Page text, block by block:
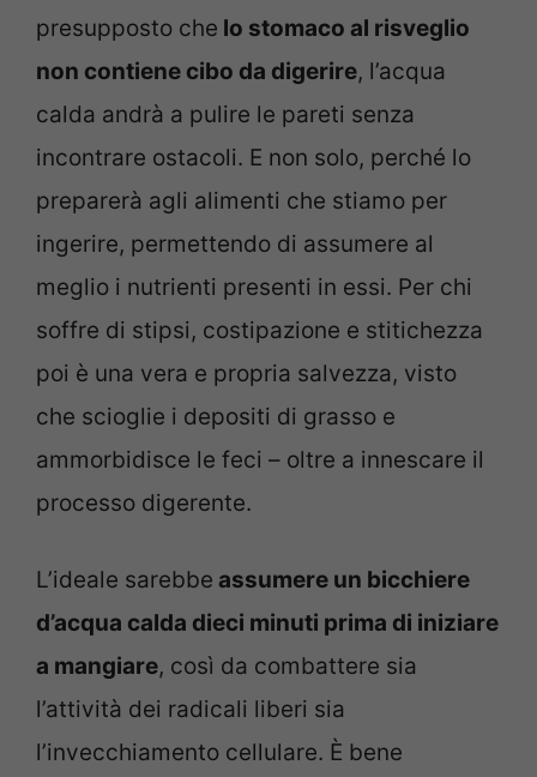
presupposto che lo stomaco al risveglio
non contiene cibo da digerire, l’acqua
calda andrà a pulire le pareti senza
incontrare ostacoli. E non solo, perché lo
preparerà agli alimenti che stiamo per
ingerire, permettendo di assumere al
meglio i nutrienti presenti in essi. Per chi
soffre di stipsi, costipazione e stitichezza
poi è una vera e propria salvezza, visto
che scioglie i depositi di grasso e
ammorbidisce le feci – oltre a innescare il
processo digerente.
L’ideale sarebbe assumere un bicchiere
d’acqua calda dieci minuti prima di iniziare
a mangiare, così da combattere sia
l’attività dei radicali liberi sia
l’invecchiamento cellulare. È bene